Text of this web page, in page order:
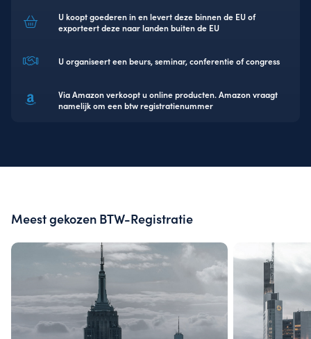
U koopt goederen in en levert deze binnen de EU of
exporteert deze naar landen buiten de EU
U organiseert een beurs, seminar, conferentie of congress
Via Amazon verkoopt u online producten. Amazon vraagt
namelijk om een btw registratienummer
Meest gekozen BTW-Registratie